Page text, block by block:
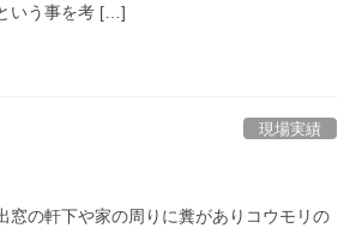
いう事を考 […]
現場実績
窓の軒下や家の周りに糞がありコウモリの